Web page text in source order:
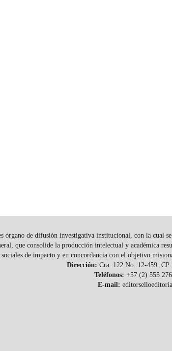
órgano de difusión investigativa institucional, con la cual
que consolide la producción intelectual y académica
sociales de impacto y en concordancia con el objetivo
Dirección: Cra. 122 No. 12-459.
Teléfonos: +57 (2) 555
E-mail: